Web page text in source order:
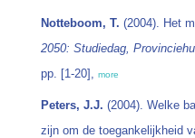
Notteboom, T. (2004). Het
2050: Studiedag,
pp. [1-20], more
Peters, J.J. (2004). Welke
zijn om de toegankelijkheid